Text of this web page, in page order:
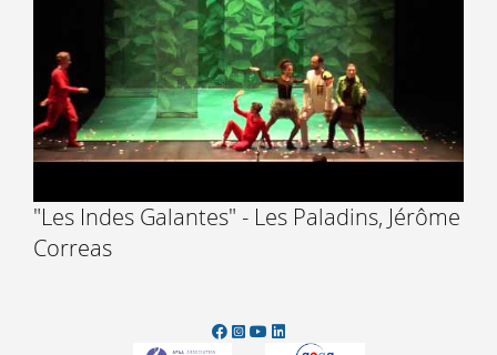
"Les Indes Galantes" - Les Paladins, Jérôme
Correas